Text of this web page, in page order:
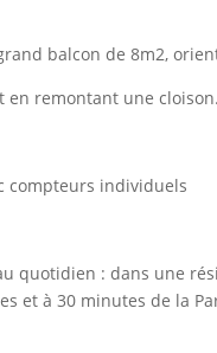
balcon de 8m2,
en remontant une cloison.
compteurs individuels
quotidien : dans une
et à 30 minutes de la